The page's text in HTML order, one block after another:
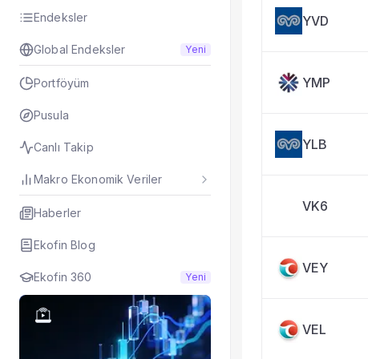
Endeksler
Global Endeksler Yeni
Portföyüm
Pusula
Canlı Takip
Makro Ekonomik Veriler
Haberler
Ekofin Blog
Ekofin 360 Yeni
Taşınan Fonlar
Fiyat Endeks Değişimi
YVD
YMP
YLB
VK6
VEY
VEL